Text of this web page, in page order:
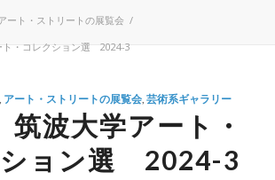
ート・ストリートの展覧会 /
・コレクション選 2024-3
アート・ストリートの展覧会, 芸術系ギャラリー
波大学アート・
ション選 2024-3